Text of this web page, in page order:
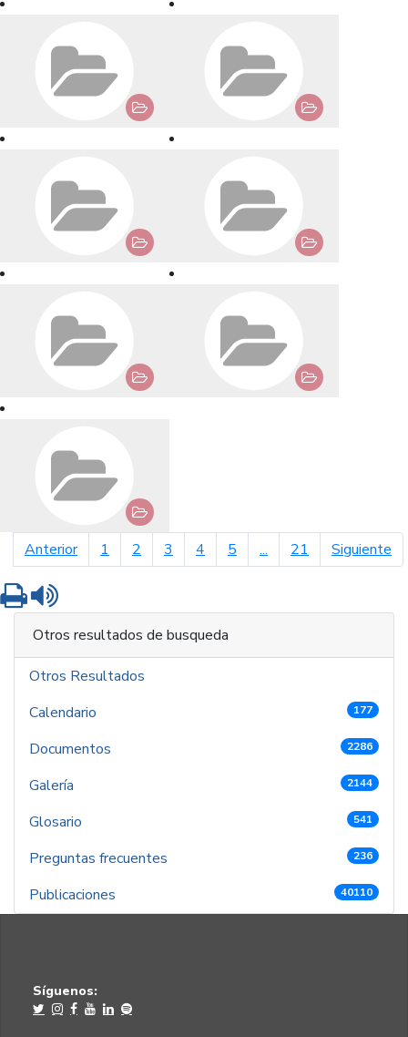
Anteriorpágina anterior
1 2 3 4 5 ... 21 Siguiente
Imprimir
Otros resultados de busqueda
Otros Resultados
Calendario
177
Documentos 2286
Galería 2144
Glosario 541
Preguntas frecuentes 236
Publicaciones 40110
Síguenos: